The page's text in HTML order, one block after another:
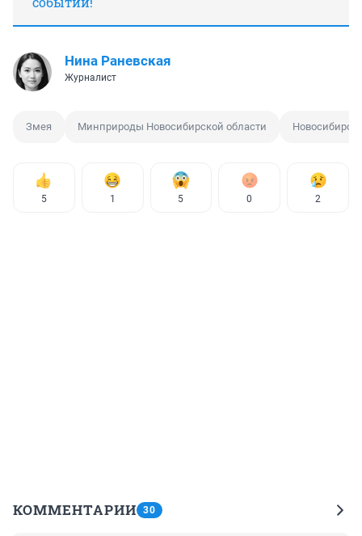
Нина Раневская
Журналист
Змея Минприроды Новосибирской области Новосибирск
5 1 5 0 2
КОММЕНТАРИИ 30